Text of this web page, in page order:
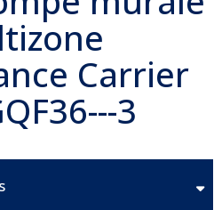
Carrier
3